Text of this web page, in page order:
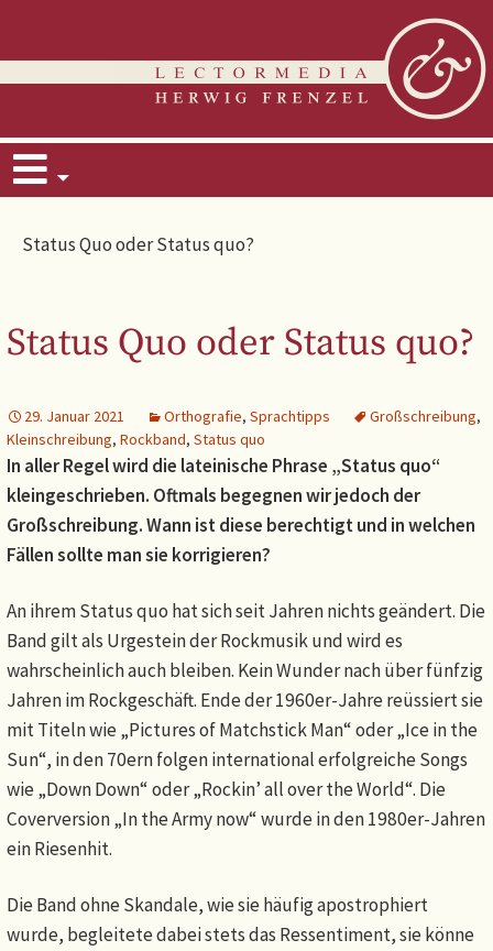
Status Quo oder Status quo?
Status Quo oder Status quo?
29. Januar 2021 Orthografie, Sprachtipps Großschreibung,
Kleinschreibung, Rockband, Status quo
In aller Regel wird die lateinische Phrase „Status quo“
kleingeschrieben. Oftmals begegnen wir jedoch der
Großschreibung. Wann ist diese berechtigt und in welchen
Fällen sollte man sie korrigieren?
An ihrem Status quo hat sich seit Jahren nichts geändert. Die
Band gilt als Urgestein der Rockmusik und wird es
wahrscheinlich auch bleiben. Kein Wunder nach über fünfzig
Jahren im Rockgeschäft. Ende der 1960er-Jahre reüssiert sie
mit Titeln wie „Pictures of Matchstick Man“ oder „Ice in the
Sun“, in den 70ern folgen international erfolgreiche Songs
wie „Down Down“ oder „Rockin’ all over the World“. Die
Coverversion „In the Army now“ wurde in den 1980er-Jahren
ein Riesenhit.
Die Band ohne Skandale, wie sie häufig apostrophiert
wurde, begleitete dabei stets das Ressentiment, sie könne